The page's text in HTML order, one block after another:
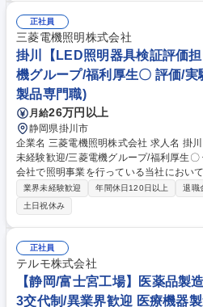
理：一日の目標数に対し、進捗を確認し
な運営を図ります。■メンバー育成：正社
面談を行い、組織力を高めます。■安全
全点検を行い、ミスなく安心して働ける
す。 募集職種 【焼津市/グループリーダー】福祉用具の洗浄・消毒業務/夜
勤無し/土日祝休み
正社員
三菱電機照明株式会社
掛川【LED照明器具検証評価
機グループ/福利厚生〇 評価/
製品専門職)
月給26万円以上
静岡県掛川市
企業名 三菱電機照明株式会社 求人名 掛川【LED照明器具検証評価担当】
未経験歓迎/三菱電機グループ/福利厚生〇 仕事の内容 三菱電機の100％子
会社で照明事業を行っている当社におい
業務をお任せします。当社製品が、安全
「三菱電機ブランド」の品質を守るお仕事です。 ■新製品の評
定、試験環境のセッティング ■負荷試験
性評価などの各種試験を実施し、試験デ
具合発生時の原因分析、設計部門等への
び正式な検証結果報告書の作成 募集職種 掛川【LED照明器具検証評価担
当】未経験歓迎/三菱電機グループ/福利厚
業界未経験歓迎 年間休日120日以上 退職
土日祝休み
正社員
テルモ株式会社
【静岡/富士宮工場】医薬品製
3交代制/異業界歓迎 医療機器